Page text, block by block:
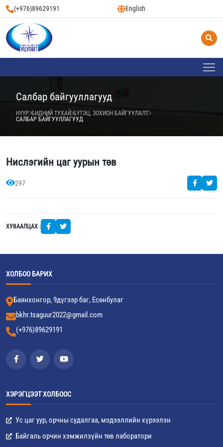
(+976)89629191 English
Салбар байгууллагууд
НҮҮР БИДНИЙ ТУХАЙ БҮТЭЦ, ЗОХИОН БАЙГУУЛАЛТ
САЛБАР БАЙГУУЛЛАГУУД
Нислэгийн цаг уурын төв
297
ХУВААЛЦАХ :
ХОЛБОО БАРИХ
Баянхонгор, 9дүгээр баг, Есөнбулаг
bkhr.tsaguur2022@gmail.com
(+976)89629191
ХЭРЭГЦЭЭТ ХОЛБООС
Ус цаг уур, орчны судалгаа, мэдээллийн хүрээлэн
Байгаль орчин хэмжилзүйн төв лаборатори